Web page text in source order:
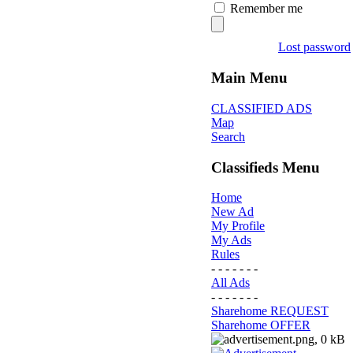
Remember me
Lost password
Main Menu
CLASSIFIED ADS
Map
Search
Classifieds Menu
Home
New Ad
My Profile
My Ads
Rules
- - - - - - -
All Ads
- - - - - - -
Sharehome REQUEST
Sharehome OFFER